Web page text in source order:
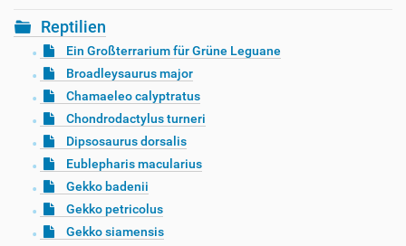
Reptilien
Ein Großterrarium für Grüne Leguane
Broadleysaurus major
Chamaeleo calyptratus
Chondrodactylus turneri
Dipsosaurus dorsalis
Eublepharis macularius
Gekko badenii
Gekko petricolus
Gekko siamensis